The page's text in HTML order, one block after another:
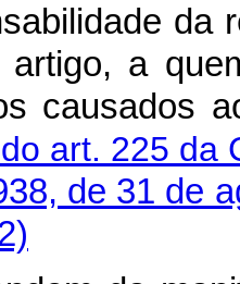
da
a
causados
art. 225 da
de 31 de